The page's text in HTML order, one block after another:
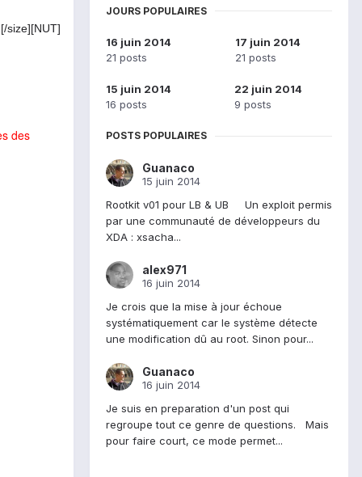
size][NUT]
des
JOURS POPULAIRES
16 juin 2014
21 posts
17 juin 2014
21 posts
15 juin 2014
16 posts
22 juin 2014
9 posts
POSTS POPULAIRES
Guanaco
15 juin 2014
Rootkit v01 pour LB & UB Un exploit permis
par une communauté de développeurs du
XDA : xsacha...
alex971
16 juin 2014
Je crois que la mise à jour échoue
systématiquement car le système détecte
une modification dû au root. Sinon pour...
Guanaco
16 juin 2014
Je suis en preparation d'un post qui
regroupe tout ce genre de questions. Mais
pour faire court, ce mode permet...